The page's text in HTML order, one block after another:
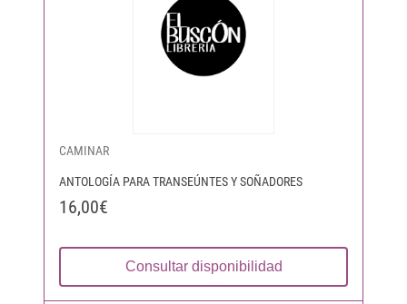
CAMINAR
ANTOLOGÍA PARA TRANSEÚNTES Y SOÑADORES
16,00€
Consultar disponibilidad